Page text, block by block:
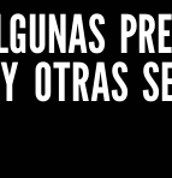
OTRAS